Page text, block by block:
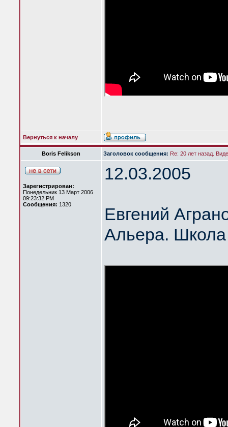
Вернуться к началу
Boris Felikson Заголовок сообщения: Re: 20 лет назад.
Зарегистрирован:
Понедельник 13 Март 2006
09:23:32 PM
Сообщения: 1320
12.03.2005
Евгений
Альера. Школа